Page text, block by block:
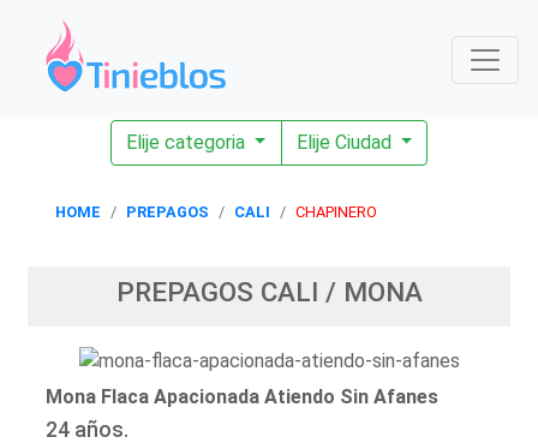
Elije categoria Elije Ciudad
HOME PREPAGOS CALI CHAPINERO
PREPAGOS CALI / MONA
Mona Flaca Apacionada Atiendo Sin Afanes
24 años.